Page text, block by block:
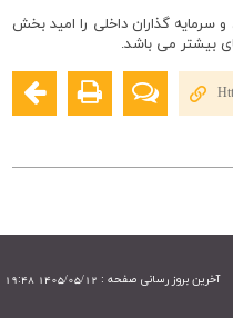
سرمایه گذاران داخلی را امید بخش
بیشتر می باشد.
آخرین بروز رسانی صفحه : 1405/05/12 19:48